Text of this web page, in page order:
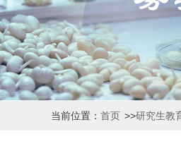
当前位置： 首页 >>研究生教